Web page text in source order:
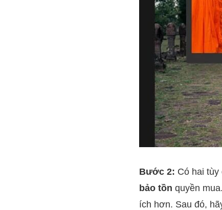
Bước 2: Có hai
bảo tồn quyền
ích hơn. Sau đó,